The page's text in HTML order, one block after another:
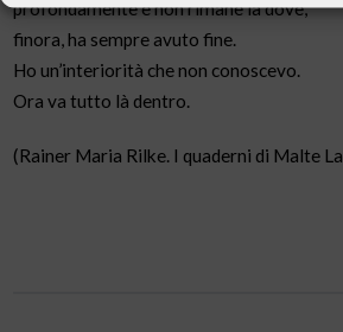
profondamente e non rimane là dove,
finora, ha sempre avuto fine.
Ho un’interiorità che non conoscevo.
Ora va tutto là dentro.
(Rainer Maria Rilke. I quaderni di Malte